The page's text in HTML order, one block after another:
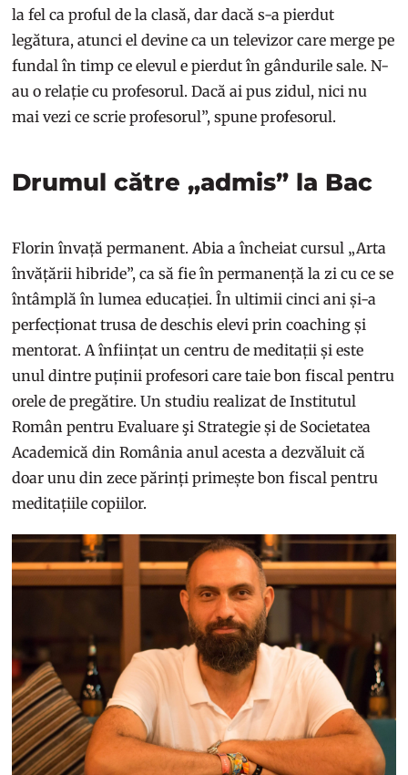
la fel ca proful de la clasă, dar dacă s-a pierdut
legătura, atunci el devine ca un televizor care merge pe
fundal în timp ce elevul e pierdut în gândurile sale. N-
au o relație cu profesorul. Dacă ai pus zidul, nici nu
mai vezi ce scrie profesorul”, spune profesorul.
Drumul către „admis” la Bac
Florin învață permanent. Abia a încheiat cursul „Arta
învățării hibride”, ca să fie în permanență la zi cu ce se
întâmplă în lumea educației. În ultimii cinci ani și-a
perfecționat trusa de deschis elevi prin coaching și
mentorat. A înființat un centru de meditații și este
unul dintre puținii profesori care taie bon fiscal pentru
orele de pregătire. Un studiu realizat de Institutul
Român pentru Evaluare şi Strategie și de Societatea
Academică din România anul acesta a dezvăluit că
doar unu din zece părinți primește bon fiscal pentru
meditațiile copiilor.